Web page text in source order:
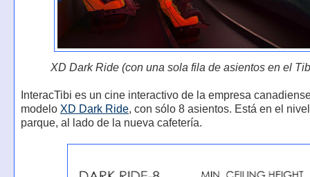
XD Dark Ride (con una sola fila de asientos en el
InteracTibi es un cine interactivo de la empresa
modelo XD Dark Ride, con sólo 8 asientos. Está en el
parque, al lado de la nueva cafetería.